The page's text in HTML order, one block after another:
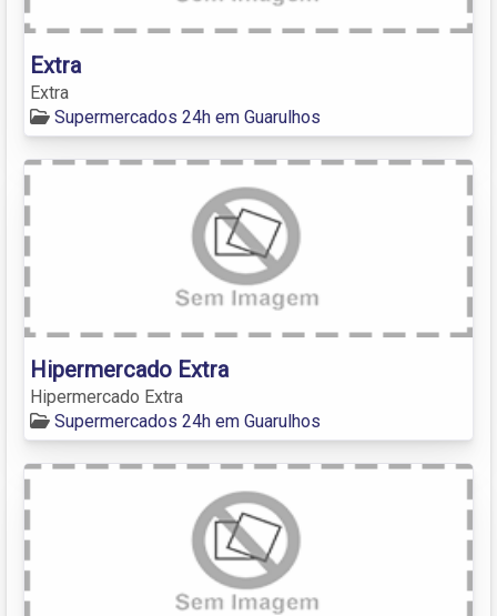
Extra
Extra
Supermercados 24h em Guarulhos
Hipermercado Extra
Hipermercado Extra
Supermercados 24h em Guarulhos